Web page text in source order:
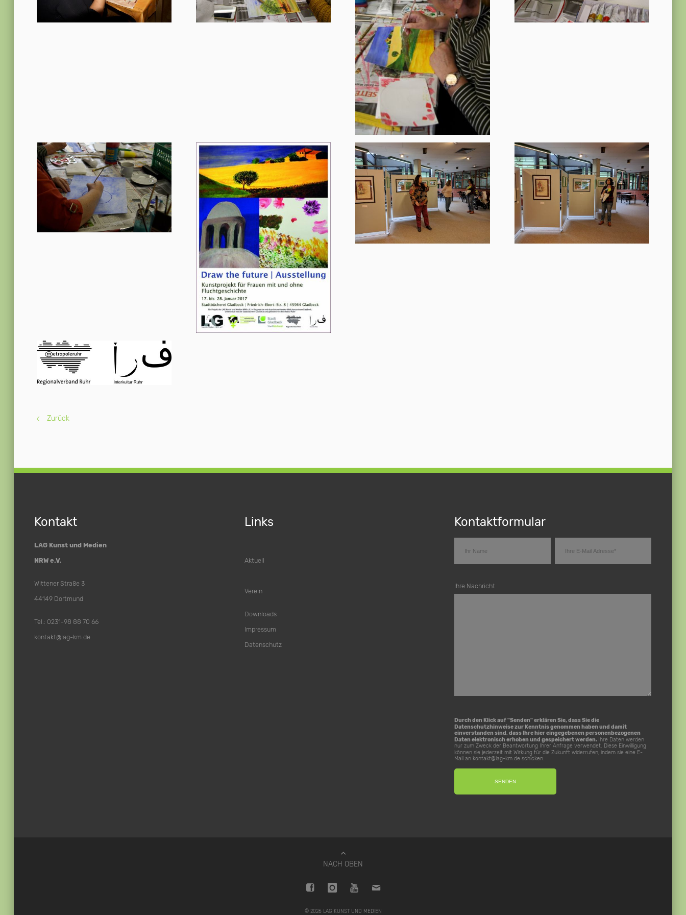
Zurück
Kontakt
LAG Kunst und Medien
NRW e.V.
Wittener Straße 3
44149 Dortmund
Tel.: 0231-98 88 70 66
kontakt@lag-km.de
Links
Aktuell
Verein
Downloads
Impressum
Datenschutz
Kontaktformular
Ihre Nachricht
Durch den Klick auf "Senden" erklären Sie, dass Sie die
Datenschutzhinweisezur Kenntnis genommen haben und damit
einverstanden sind, dass Ihre hier eingegebenen personenbezogenen
Daten elektronisch erhoben und gespeichert werden. Ihre Daten werden
nur zum Zweck der Beantwortung Ihrer Anfrage verwendet. Diese Einwilligung
können sie jederzeit mit Wirkung für die Zukunft widerrufen, indem sie eine E-
Mail an kontakt@lag-km.de schicken.
NACH OBEN
© 2026 LAG KUNST UND MEDIEN